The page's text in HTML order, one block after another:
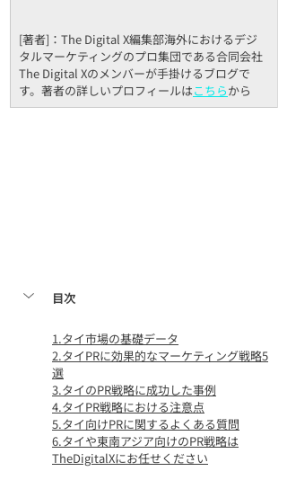
[著者]：The Digital X編集部海外におけるデジ
タルマーケティングのプロ集団である合同会社
The Digital Xのメンバーが手掛けるブログで
す。著者の詳しいプロフィールはこちらから
目次
1.タイ市場の基礎データ
2.タイPRに効果的なマーケティング戦略5
選
3.タイのPR戦略に成功した事例
4.タイPR戦略における注意点
5.タイ向けPRに関するよくある質問
6.タイや東南アジア向けのPR戦略は
TheDigitalXにお任せください